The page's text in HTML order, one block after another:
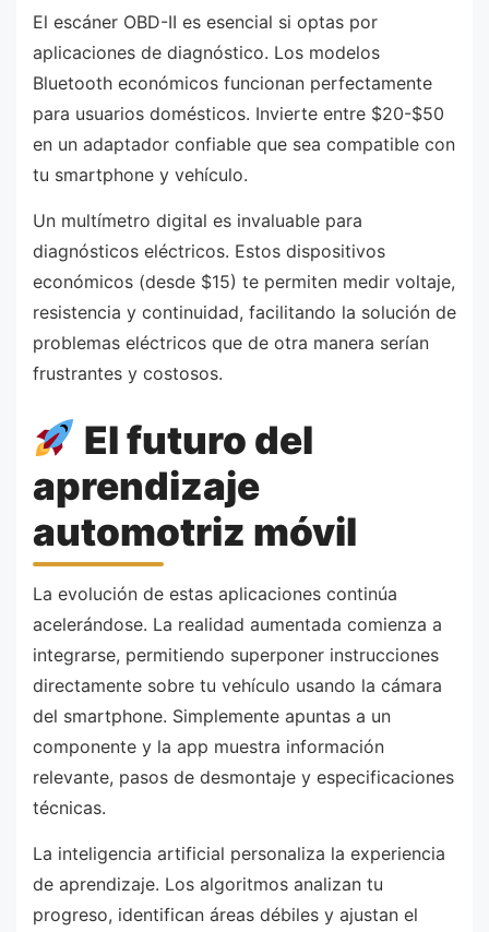
El escáner OBD-II es esencial si optas por
aplicaciones de diagnóstico. Los modelos
Bluetooth económicos funcionan perfectamente
para usuarios domésticos. Invierte entre $20-$50
en un adaptador confiable que sea compatible con
tu smartphone y vehículo.
Un multímetro digital es invaluable para
diagnósticos eléctricos. Estos dispositivos
económicos (desde $15) te permiten medir voltaje,
resistencia y continuidad, facilitando la solución de
problemas eléctricos que de otra manera serían
frustrantes y costosos.
El futuro del
aprendizaje
automotriz móvil
La evolución de estas aplicaciones continúa
acelerándose. La realidad aumentada comienza a
integrarse, permitiendo superponer instrucciones
directamente sobre tu vehículo usando la cámara
del smartphone. Simplemente apuntas a un
componente y la app muestra información
relevante, pasos de desmontaje y especificaciones
técnicas.
La inteligencia artificial personaliza la experiencia
de aprendizaje. Los algoritmos analizan tu
progreso, identifican áreas débiles y ajustan el